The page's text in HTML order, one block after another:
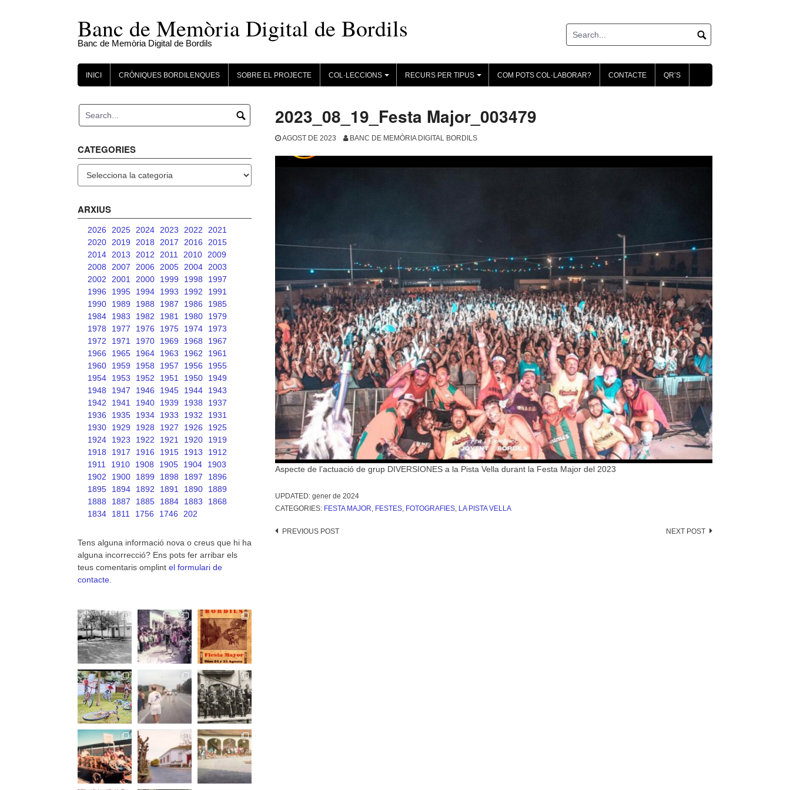
Banc de Memòria Digital de Bordils
Banc de Memòria Digital de Bordils
INICI CRÒNIQUES BORDILENQUES SOBRE EL PROJECTE
+
COL·LECCIONS
+
RECURS PER TIPUS COM POTS COL·LABORAR? CONTACTE QR’S
2023_08_19_Festa Major_003479
AGOST DE 2023 BANC DE MEMÒRIA DIGITAL BORDILS
Aspecte de l’actuació de grup DIVERSIONES a la Pista Vella durant la Festa Major del 2023
UPDATED: gener de 2024
CATEGORIES: FESTA MAJOR FESTES FOTOGRAFIES LA PISTA VELLA
Post
PREVIOUS POST NEXT POST
CATEGORIES
ARXIUS
2026 2025 2024 2023 2022
2021
2020
2019 2018 2017 2016
2015
2014
2013 2012 2011 2010
2009
2008
2007 2006 2005 2004
2003
2002
2001 2000 1999 1998
1997
1996
1995 1994 1993 1992
1991
1990
1989 1988 1987 1986
1985
1984
1983 1982 1981 1980
1979
1978
1977 1976 1975 1974
1973
1972
1971 1970 1969 1968
1967
1966
1965 1964 1963 1962
1961
1960
1959 1958 1957 1956
1955
1954
1953 1952 1951 1950
1949
1948
1947 1946 1945 1944
1943
1942
1941 1940 1939 1938
1937
1936
1935 1934 1933 1932
1931
1930
1929 1928 1927 1926
1925
1924
1923 1922 1921 1920
1919
1918
1917 1916 1915 1913
1912
1911
1910 1908 1905 1904
1903
1902
1900 1899 1898 1897
1896
1895
1894 1892 1891 1890
1889
1888
1887 1885 1884 1883
1868
1834
1811 1756 1746 202
Tens alguna informació nova o creus que hi ha
alguna incorrecció? Ens pots fer arribar els
teus comentaris omplint el formulari de
contacte